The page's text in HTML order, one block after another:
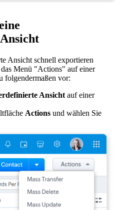
Ansicht schnell exportieren
Menü "Actions" auf einer
folgendermaßen vor:
Ansicht auf einer
Actions und wählen Sie